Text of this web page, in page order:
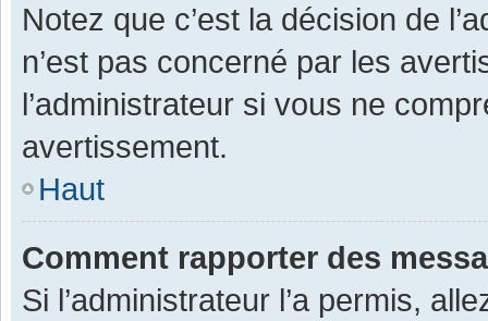
Notez que c’est la décision de
n’est pas concerné par les
l’administrateur si vous ne
avertissement.
Haut
Comment rapporter des
Si l’administrateur l’a permis,